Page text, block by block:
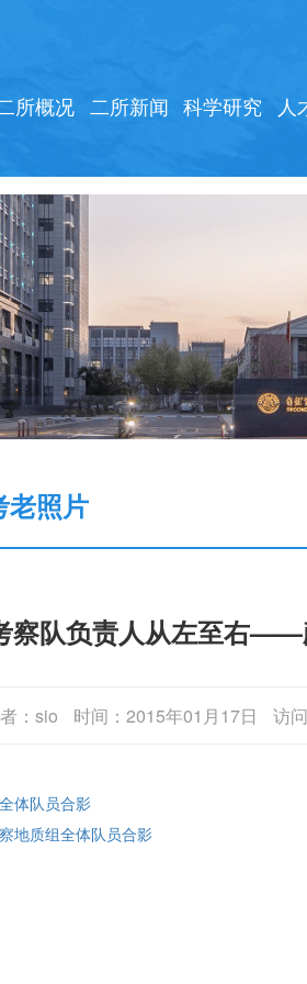
所概况 二所新闻 科学研究 人
老照片
察队负责人从左至右——
：sio 时间：2015年01月17日 访
体队员合影
地质组全体队员合影